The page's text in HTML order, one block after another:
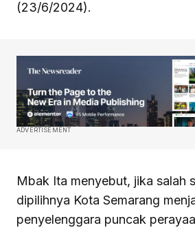
(23/6/2024).
ADVERTISEMENT
Mbak Ita menyebut, jika salah
dipilihnya Kota Semarang
penyelenggara puncak